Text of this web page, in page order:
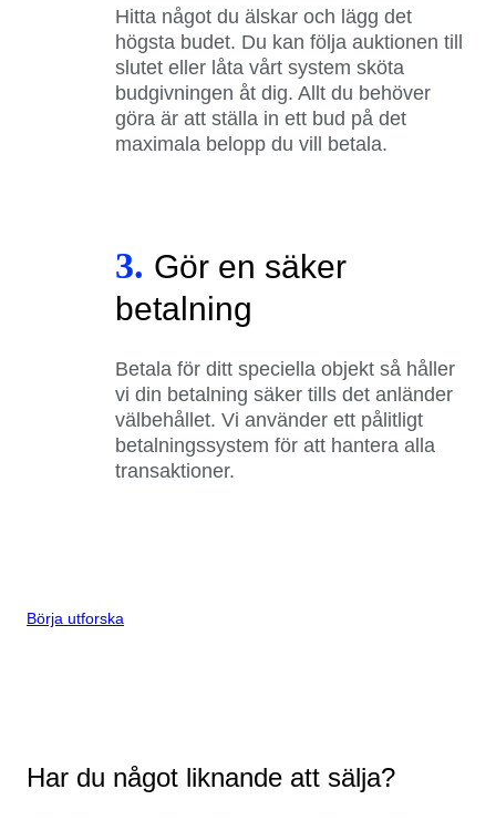
Hitta något du älskar och lägg det
högsta budet. Du kan följa auktionen till
slutet eller låta vårt system sköta
budgivningen åt dig. Allt du behöver
göra är att ställa in ett bud på det
maximala belopp du vill betala.
3. Gör en säker
betalning
Betala för ditt speciella objekt så håller
vi din betalning säker tills det anländer
välbehållet. Vi använder ett pålitligt
betalningssystem för att hantera alla
transaktioner.
Börja utforska
Har du något liknande att sälja?